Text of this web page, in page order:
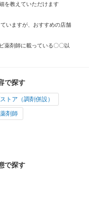
を教えていただけます
いますが、おすすめの店舗
薬剤師に載っている〇〇以
で探す
トア（調剤併設）
剤師
で探す